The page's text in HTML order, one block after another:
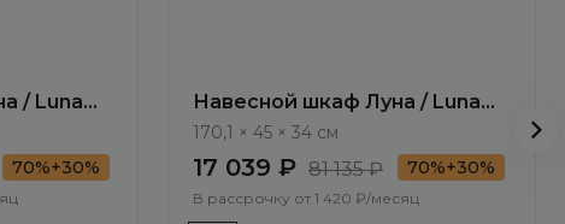
/ Luna
70%+30%
Навесной шкаф Луна / Luna
LN032.1
170,1 × 45 × 34 см
17 039 ₽ 81 135 ₽ 70%+30%
В рассрочку от 1 420 ₽/месяц